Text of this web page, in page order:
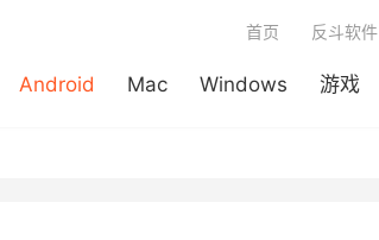
Android Mac Windows 游戏
首页 反斗软件